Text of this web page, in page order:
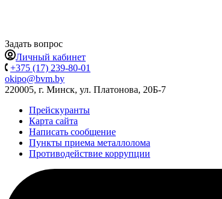
Задать вопрос
Личный кабинет
+375 (17) 239-80-01
okipo@bvm.by
220005, г. Минск, ул. Платонова, 20Б-7
Прейскуранты
Карта сайта
Написать сообщение
Пункты приема металлолома
Противодействие коррупции